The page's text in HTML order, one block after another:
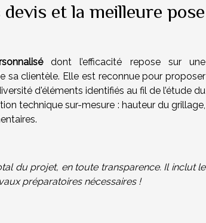
et la meilleure pose
dont l’efficacité repose sur une
sa clientèle. Elle est reconnue pour proposer
d'éléments identifiés au fil de l’étude du
technique sur-mesure : hauteur du grillage,
du projet, en toute transparence. Il inclut le
préparatoires nécessaires !